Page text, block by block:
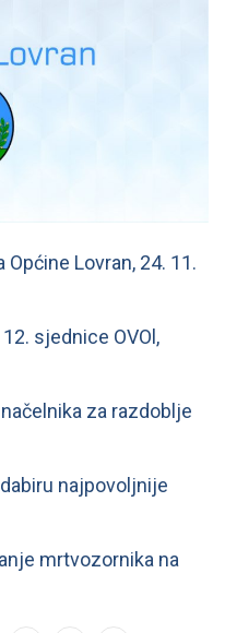
Lovran, 24. 11.
sjednice OVOl,
za razdoblje
najpovoljnije
mrtvozornika na